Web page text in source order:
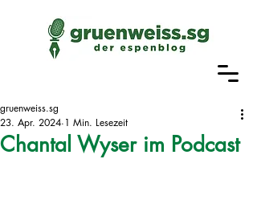
Chantal Wyser im Podcast
gruenweiss.sg
23. Apr. 2024 1 Min. Lesezeit